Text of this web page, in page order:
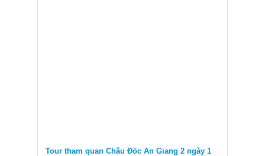
Tour tham quan Châu Đốc An Giang 2 ngày 1